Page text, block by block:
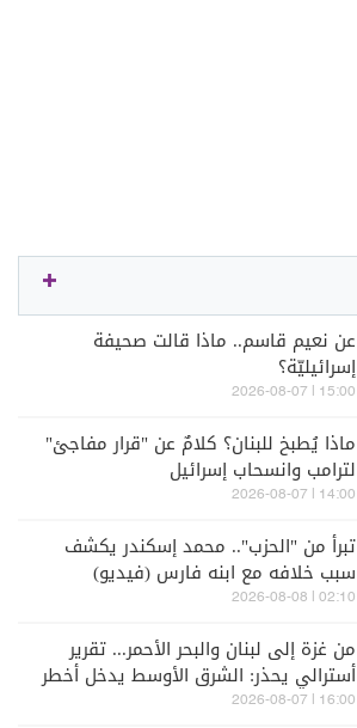
عن نعيم قاسم.. ماذا قالت صحيفة
إسرائيليّة؟
15:00 | 2026-08-07
ماذا يُطبخ للبنان؟ كلامٌ عن "قرار مفاجئ"
لترامب وانسحاب إسرائيل
14:00 | 2026-08-07
تبرأ من "الحزب".. محمد إسكندر يكشف
سبب خلافه مع ابنه فارس (فيديو)
02:10 | 2026-08-08
من غزة إلى لبنان والبحر الأحمر... تقرير
أسترالي يحذر: الشرق الأوسط يدخل أخطر
مراحله
16:00 | 2026-08-07